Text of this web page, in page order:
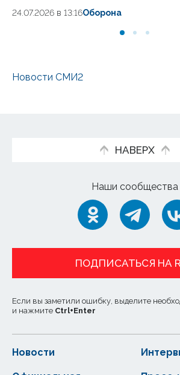
24.07.2026 в 13:16Оборона
Новости СМИ2
НАВЕРХ
Наши сообщества
ПОДПИСАТЬСЯ НА
Если вы заметили ошибку, выделите
и нажмите Ctrl+Enter
Новости